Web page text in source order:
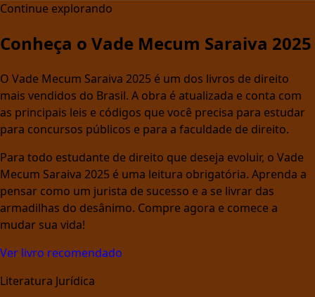
Continue explorando
Conheça o Vade Mecum Saraiva 2025
O Vade Mecum Saraiva 2025 é um dos livros de direito
mais vendidos do Brasil. A obra é atualizada e conta com
as principais leis e códigos que você precisa para estudar
para concursos públicos e para a faculdade de direito.
Para todo estudante de direito que deseja evoluir, o Vade
Mecum Saraiva 2025 é uma leitura obrigatória. Aprenda a
pensar como um jurista de sucesso e a se livrar das
armadilhas do desânimo. Compre agora e comece a
mudar sua vida!
Ver livro recomendado
Literatura Jurídica